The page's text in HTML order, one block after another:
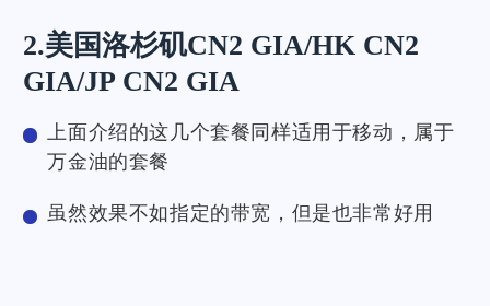
2.美国洛杉矶CN2 GIA/HK CN2
GIA/JP CN2 GIA
上面介绍的这几个套餐同样适用于移动，属于
万金油的套餐
虽然效果不如指定的带宽，但是也非常好用